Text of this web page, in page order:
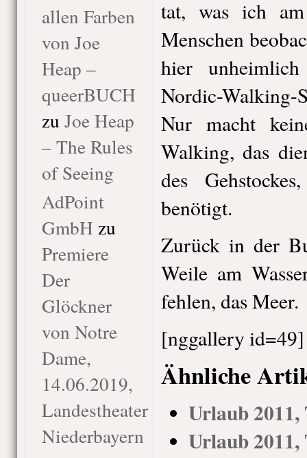
allen Farben
von Joe
Heap –
queerBUCH
zu Joe Heap
– The Rules
of Seeing
AdPoint
GmbH zu
Premiere
Der
Glöckner
von Notre
Dame,
14.06.2019,
Landestheater
Niederbayern
tat, was ich
Menschen
hier
Nordic-Walking-
Nur macht
Walking, das
des
benötigt.
Zurück in der
Weile am
fehlen, das Meer.
[nggallery id=49]
Ähnliche
Urlaub 2011,
Urlaub 2011,